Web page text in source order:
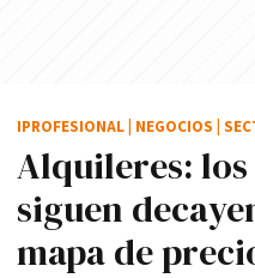
Alquileres:
siguen
mapa de
IPROFESIONAL NEGOCIOS